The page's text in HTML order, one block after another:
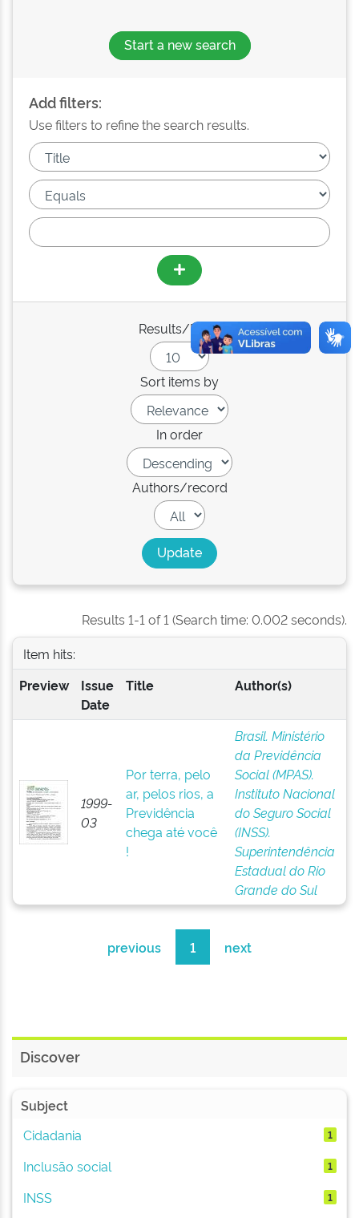
Start a new search
Add filters:
Use filters to refine the search results.
Results/Page
Sort items by
In order
Authors/record
Results 1-1 of 1 (Search time: 0.002 seconds).
Item hits:
Preview
Issue
Date
Title Author(s)
1999-
03
Por terra, pelo
ar, pelos rios, a
Previdência
chega até você
!
Brasil. Ministério
da Previdência
Social (MPAS).
Instituto Nacional
do Seguro Social
(INSS).
Superintendência
Estadual do Rio
Grande do Sul
previous 1 next
Discover
Subject
Cidadania
1
Inclusão social 1
INSS 1